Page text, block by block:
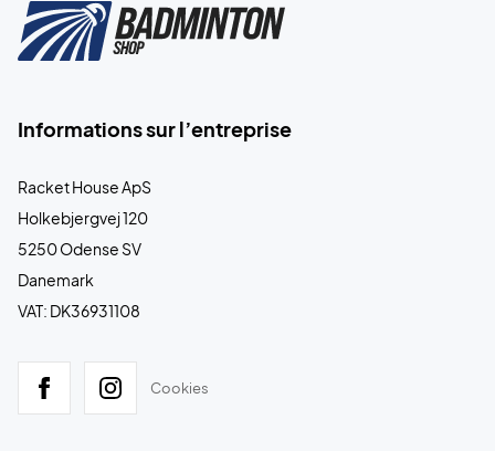
Informations sur l’entreprise
Racket House ApS
Holkebjergvej 120
5250 Odense SV
Danemark
VAT: DK36931108
Cookies